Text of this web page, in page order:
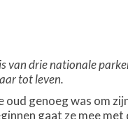
drie nationale
tot leven.
genoeg was om
gaat ze mee